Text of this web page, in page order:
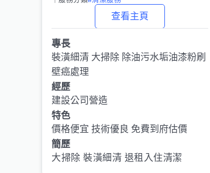
查看主頁
專長
裝潢細清 大掃除 除油污水垢油漆粉刷
壁癌處理
經歷
建設公司營造
特色
價格便宜 技術優良 免費到府估價
簡歷
大掃除 裝潢細清 退租入住清潔